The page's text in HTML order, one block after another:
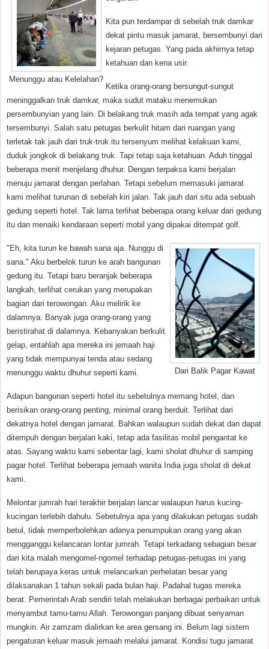
Menunggu atau Kelelahan?
Kita pun terdampar di sebelah truk damkar
dekat pintu masuk jamarat, bersembunyi dari
kejaran petugas. Yang pada akhirnya tetap
ketahuan dan kena usir.
Ketika orang-orang bersungut-sungut
meninggalkan truk damkar, maka sudut mataku menemukan
persembunyian yang lain. Di belakang truk masih ada tempat yang agak
tersembunyi. Salah satu petugas berkulit hitam dari ruangan yang
terletak tak jauh dari truk-truk itu tersenyum melihat kelakuan kami,
duduk jongkok di belakang truk. Tapi tetap saja ketahuan. Aduh tinggal
beberapa menit menjelang dhuhur. Dengan terpaksa kami berjalan
menuju jamarat dengan perlahan. Tetapi sebelum memasuki jamarat
kami melihat turunan di sebelah kiri jalan. Tak jauh dari situ ada sebuah
gedung seperti hotel. Tak lama terlihat beberapa orang keluar dari gedung
itu dan menaiki kendaraan seperti mobil yang dipakai ditempat golf.
Dari Balik Pagar Kawat
"Eh, kita turun ke bawah sana aja. Nunggu di
sana." Aku berbelok turun ke arah bangunan
gedung itu. Tetapi baru beranjak beberapa
langkah, terlihat cerukan yang merupakan
bagian dari terowongan. Aku melirik ke
dalamnya. Banyak juga orang-orang yang
beristirahat di dalamnya. Kebanyakan berkulit
gelap, entahlah apa mereka ini jemaah haji
yang tidak mempunyai tenda atau sedang
menunggu waktu dhuhur seperti kami.
Adapun bangunan seperti hotel itu sebetulnya memang hotel, dan
berisikan orang-orang penting, minimal orang berduit. Terlihat dari
dekatnya hotel dengan jamarat. Bahkan walaupun sudah dekat dan dapat
ditempuh dengan berjalan kaki, tetap ada fasilitas mobil pengantat ke
atas. Sayang waktu kami sebentar lagi, kami sholat dhuhur di samping
pagar hotel. Terlihat beberapa jemaah wanita India juga sholat di dekat
kami.
Melontar jumrah hari terakhir berjalan lancar walaupun harus kucing-
kucingan terlebih dahulu. Sebetulnya apa yang dilakukan petugas sudah
betul, tidak memperbolehkan adanya penumpukan orang yang akan
mengganggu kelancaran lontar jumrah. Tetapi terkadang sebagian besar
dari kita malah mengomel-ngomel terhadap petugas-petugas ini yang
telah berupaya keras untuk melancarkan perhelatan besar yang
dilaksanakan 1 tahun sekali pada bulan haji. Padahal tugas mereka
berat. Pemerintah Arab sendiri telah melakukan berbagai perbaikan untuk
menyambut tamu-tamu Allah. Terowongan panjang dibuat senyaman
mungkin. Air zamzam dialirkan ke area gersang ini. Belum lagi sistem
pengaturan keluar masuk jemaah melalui jamarat. Kondisi tugu jamarat